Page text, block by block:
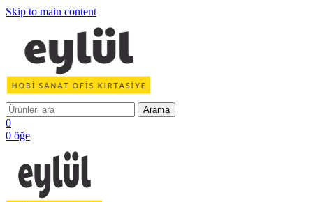
Skip to main content
Arama
0
0 öğe